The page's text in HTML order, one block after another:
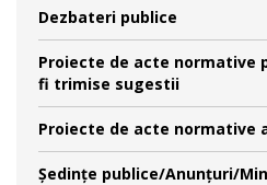
Dezbateri publice
Proiecte de acte normative
fi trimise sugestii
Proiecte de acte normative
Şedinţe publice/Anunţuri/